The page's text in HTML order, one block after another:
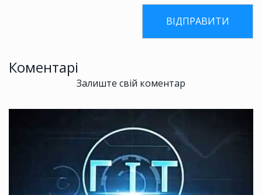
Коментарі
Залиште свій коментар